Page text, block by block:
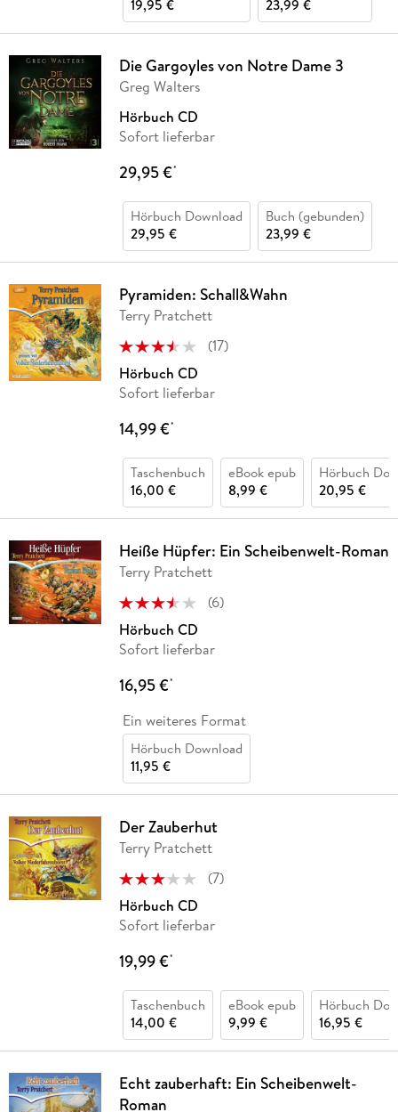
19,95 € 23,99 €
Die Gargoyles von Notre Dame 3
Greg Walters
Hörbuch CD
Sofort lieferbar
29,95 €*
Hörbuch Download
29,95 €
Buch (gebunden)
23,99 €
Pyramiden: Schall&Wahn
Terry Pratchett
(17)
Hörbuch CD
Sofort lieferbar
14,99 €*
Taschenbuch
16,00 €
eBook epub
8,99 €
Hörbuch
20,95 €
Heiße Hüpfer: Ein Scheibenwelt-Roman
Terry Pratchett
(6)
Hörbuch CD
Sofort lieferbar
16,95 €*
Ein weiteres Format
Hörbuch Download
11,95 €
Der Zauberhut
Terry Pratchett
(7)
Hörbuch CD
Sofort lieferbar
19,99 €*
Taschenbuch
14,00 €
eBook epub
9,99 €
Hörbuch
16,95 €
Echt zauberhaft: Ein Scheibenwelt-
Roman